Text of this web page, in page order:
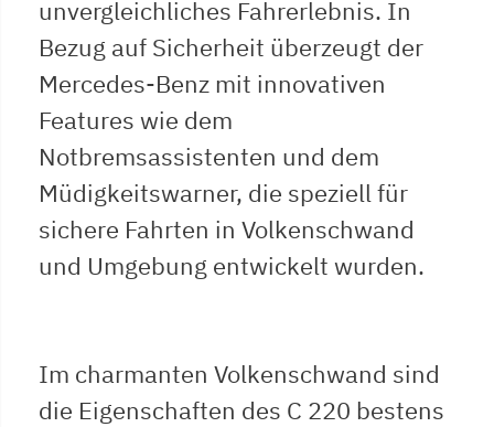
unvergleichliches Fahrerlebnis. In
Bezug auf Sicherheit überzeugt der
Mercedes-Benz mit innovativen
Features wie dem
Notbremsassistenten und dem
Müdigkeitswarner, die speziell für
sichere Fahrten in Volkenschwand
und Umgebung entwickelt wurden.
Im charmanten Volkenschwand sind
die Eigenschaften des C 220 bestens